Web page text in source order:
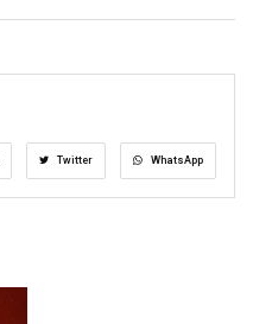
Twitter WhatsApp